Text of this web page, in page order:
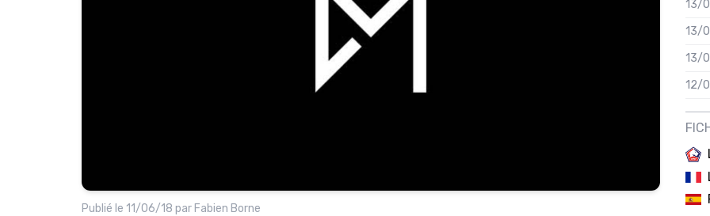
Publié le 11/06/18 par Fabien Borne
13/
13/
13/
12/
12/
12/01
12/